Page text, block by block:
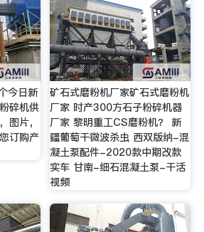
今日新
碎机供
图片，
订购产
矿石式磨粉机厂家矿石式磨粉机
厂家 时产300方石子粉碎机器
厂家 黎明重工CS磨粉机？ 新
疆葡萄干微波杀虫 西双版纳-混
凝土泵配件-2020款中期改款
实车 甘南-细石混凝土泵-干活
视频